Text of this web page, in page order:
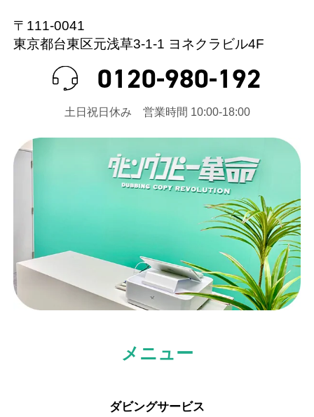
〒111-0041
東京都台東区元浅草3-1-1 ヨネクラビル4F
0120-980-192
⼟⽇祝⽇休み 営業時間 10:00-18:00
メニュー
ダビングサービス